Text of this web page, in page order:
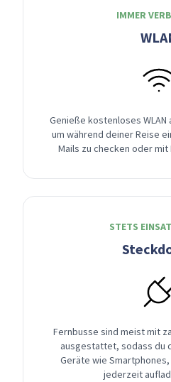
IMMER
Genieße kostenloses
um während deiner Reise
Mails zu checken oder
STETS
Fernbusse sind meist mit
ausgestattet, sodass du
Geräte wie
jederzeit